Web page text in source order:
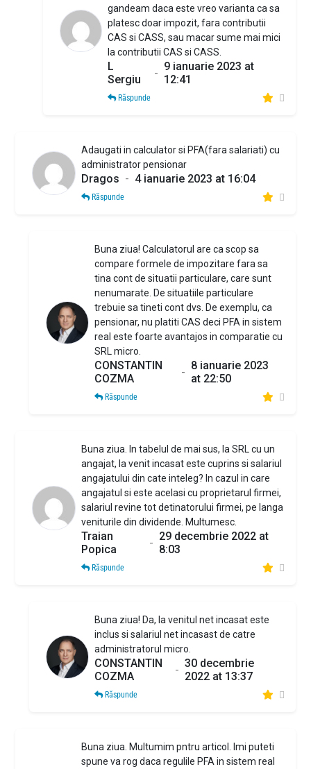
gandeam daca este vreo varianta ca sa
platesc doar impozit, fara contributii
CAS si CASS, sau macar sume mai mici
la contributii CAS si CASS.
L
Sergiu
- 9 ianuarie 2023 at
12:41
Răspunde
Adaugati in calculator si PFA(fara salariati) cu
administrator pensionar
Dragos - 4 ianuarie 2023 at 16:04
Răspunde
Buna ziua! Calculatorul are ca scop sa
compare formele de impozitare fara sa
tina cont de situatii particulare, care sunt
nenumarate. De situatiile particulare
trebuie sa tineti cont dvs. De exemplu, ca
pensionar, nu platiti CAS deci PFA in sistem
real este foarte avantajos in comparatie cu
SRL micro.
CONSTANTIN
COZMA
- 8 ianuarie 2023
at 22:50
Răspunde
Buna ziua. In tabelul de mai sus, la SRL cu un
angajat, la venit incasat este cuprins si salariul
angajatului din cate inteleg? In cazul in care
angajatul si este acelasi cu proprietarul firmei,
salariul revine tot detinatorului firmei, pe langa
veniturile din dividende. Multumesc.
Traian
Popica
- 29 decembrie 2022 at
8:03
Răspunde
Buna ziua! Da, la venitul net incasat este
inclus si salariul net incasast de catre
administratorul micro.
CONSTANTIN
COZMA
- 30 decembrie
2022 at 13:37
Răspunde
Buna ziua. Multumim pntru articol. Imi puteti
spune va rog daca regulile PFA in sistem real